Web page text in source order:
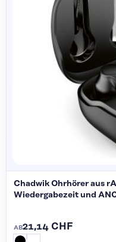
Chadwik Ohrhörer aus
Wiedergabezeit und
AB21,14 CHF